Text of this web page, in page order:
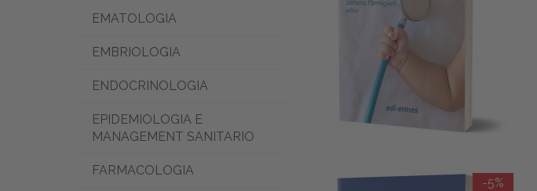
-5%
EMATOLOGIA
EMBRIOLOGIA
ENDOCRINOLOGIA
EPIDEMIOLOGIA E
MANAGEMENT SANITARIO
FARMACOLOGIA